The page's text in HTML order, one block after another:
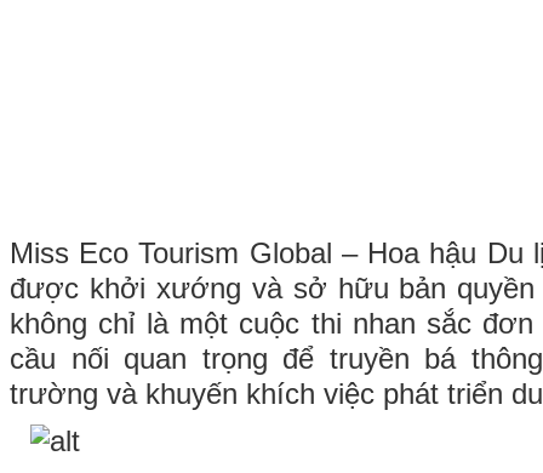
Miss Eco Tourism Global – Hoa hậu Du
được khởi xướng và sở hữu bản
không chỉ là một cuộc thi nhan sắc
cầu nối quan trọng để truyền bá
trường và khuyến khích việc phát triển